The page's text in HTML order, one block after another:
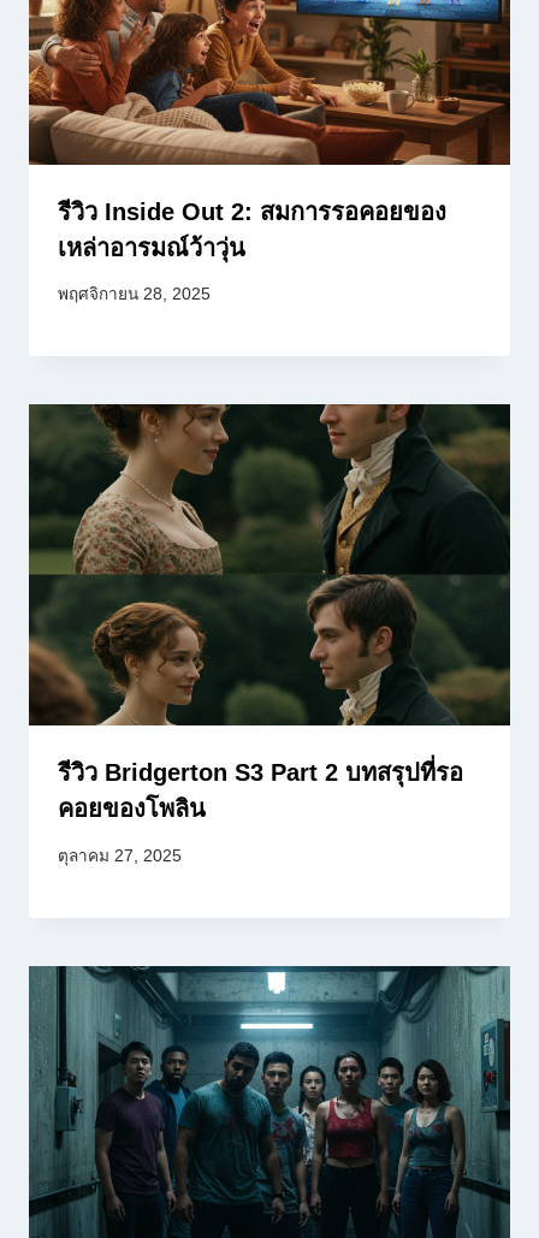
รีวิว Inside Out 2: สมการรอคอยของ
เหล่าอารมณ์ว้าวุ่น
พฤศจิกายน 28, 2025
รีวิว Bridgerton S3 Part 2 บทสรุปที่รอ
คอยของโพลิน
ตุลาคม 27, 2025